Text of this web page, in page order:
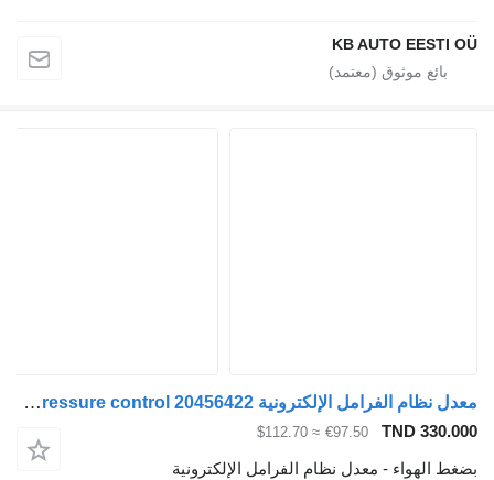
KB AUTO
معدل نظام الفرامل الإلكترونية Volvo Trailer brake pressure control 20456422 لـ السيارات القاطرة Volvo FH12
TND
€97.50
≈ $112.70
الهواء - معدل نظام الفرامل الإلكترونية